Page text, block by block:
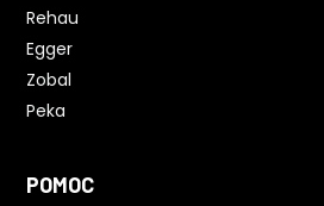
Rehau
Egger
Zobal
Peka
POMOC